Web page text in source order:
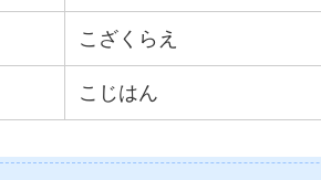
こざくらえ
こじはん